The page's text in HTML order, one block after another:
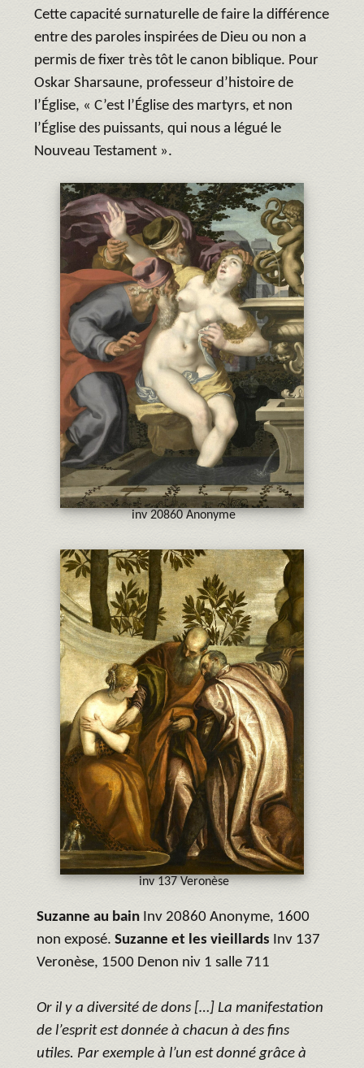
Cette capacité surnaturelle de faire la différence
entre des paroles inspirées de Dieu ou non a
permis de fixer très tôt le canon biblique. Pour
Oskar Sharsaune, professeur d’histoire de
l’Église, « C’est l’Église des martyrs, et non
l’Église des puissants, qui nous a légué le
Nouveau Testament ».
inv 20860 Anonyme
inv 137 Veronèse
Suzanne au bain Inv 20860 Anonyme, 1600
non exposé. Suzanne et les vieillards Inv 137
Veronèse, 1500 Denon niv 1 salle 711
Or il y a diversité de dons […] La manifestation
de l’esprit est donnée à chacun à des fins
utiles. Par exemple à l’un est donné grâce à